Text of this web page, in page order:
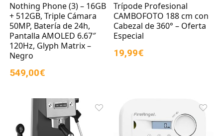
Nothing Phone (3) – 16GB
+ 512GB, Triple Cámara
50MP, Batería de 24h,
Pantalla AMOLED 6.67″
120Hz, Glyph Matrix –
Negro
549,00€
Trípode Profesional
CAMBOFOTO 188 cm con
Cabezal de 360° – Oferta
Especial
19,99€